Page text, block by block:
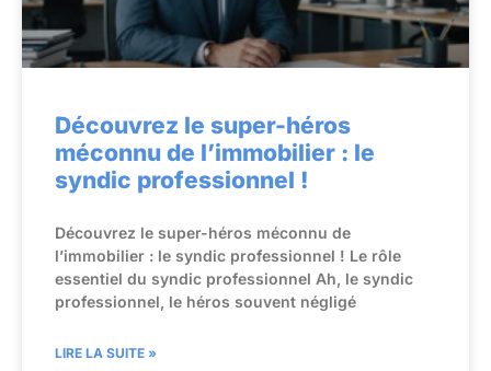
Découvrez le super-héros
méconnu de l’immobilier : le
syndic professionnel !
Découvrez le super-héros méconnu de
l’immobilier : le syndic professionnel ! Le rôle
essentiel du syndic professionnel Ah, le syndic
professionnel, le héros souvent négligé
LIRE LA SUITE »